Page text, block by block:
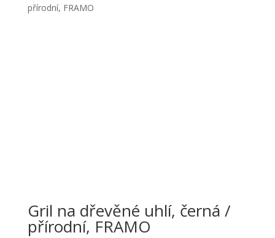
přírodní, FRAMO
Gril na dřevěné uhlí, černá /
přírodní, FRAMO